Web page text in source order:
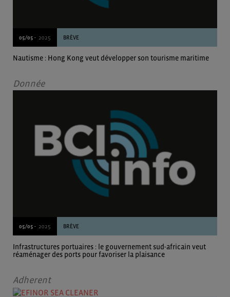
05/05 - 2025 BRÈVE
Nautisme : Hong Kong veut développer son tourisme maritime
Donnée
05/05 - 2025 BRÈVE
Infrastructures portuaires : le gouvernement sud-africain veut
réaménager des ports pour favoriser la plaisance
Adherent